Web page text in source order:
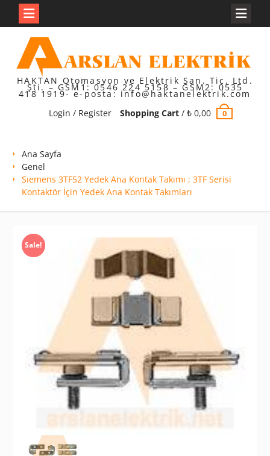
content
HAKTAN Otomasyon ve Elektrik San. Tic. Ltd.
Şti. – GSM1: 0546 224 5158 – GSM2: 0535
418 1919- e-posta: info@haktanelektrik.com
Login / Register
Shopping Cart/ ₺0,00 0
Ana Sayfa
Genel
Sıemens 3TF52 Yedek Ana Kontak Takımı ; 3TF Serisi
Kontaktör İçin Yedek Ana Kontak Takımları
Sale!